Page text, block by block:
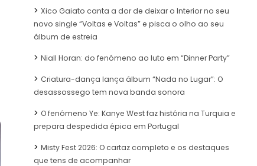
Xico Gaiato canta a dor de deixar o Interior no seu
novo single “Voltas e Voltas” e pisca o olho ao seu
álbum de estreia
Niall Horan: do fenómeno ao luto em “Dinner Party”
Criatura-dança lança álbum “Nada no Lugar”: O
desassossego tem nova banda sonora
O fenómeno Ye: Kanye West faz história na Turquia e
prepara despedida épica em Portugal
Misty Fest 2026: O cartaz completo e os destaques
que tens de acompanhar